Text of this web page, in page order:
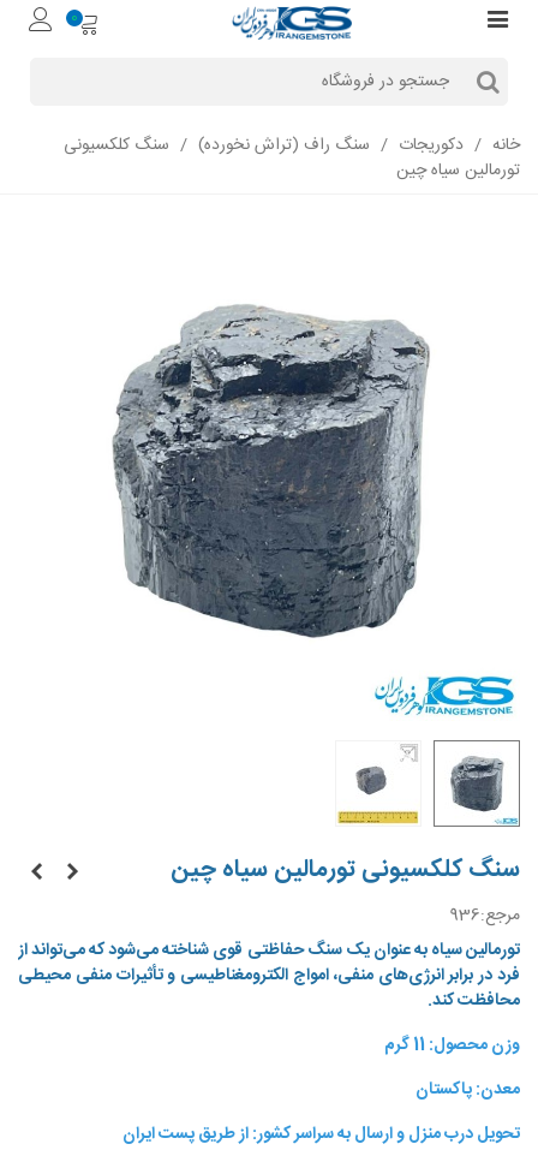
0
خانه / دکوریجات / سنگ راف (تراش نخورده) / سنگ کلکسیونی
تورمالین سیاه چین
سنگ کلکسیونی تورمالین سیاه چین
مرجع:936
تورمالین سیاه به عنوان یک سنگ حفاظتی قوی شناخته می‌شود که می‌تواند از
فرد در برابر انرژی‌های منفی، امواج الکترومغناطیسی و تأثیرات منفی محیطی
محافظت کند.
وزن محصول: 11 گرم
معدن: پاکستان
تحویل درب منزل و ارسال به سراسر کشور: از طریق پست ایران